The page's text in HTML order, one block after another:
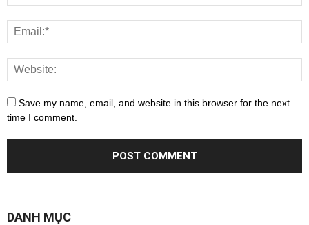
Save my name, email, and website in this browser for the next
time I comment.
DANH MỤC